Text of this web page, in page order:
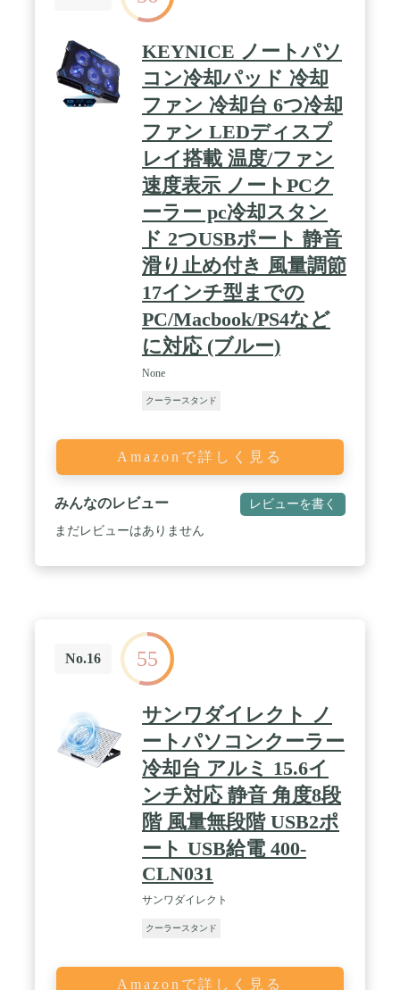
KEYNICE ノートパソ
コン冷却パッド 冷却
ファン 冷却台 6つ冷却
ファン LEDディスプ
レイ搭載 温度/ファン
速度表示 ノートPCク
ーラー pc冷却スタン
ド 2つUSBポート 静音
滑り止め付き 風量調節
17インチ型までの
PC/Macbook/PS4など
に対応 (ブルー)
None
クーラースタンド
Amazonで詳しく見る
みんなのレビュー レビューを書く
まだレビューはありません
No.16 55
サンワダイレクト ノ
ートパソコンクーラー
冷却台 アルミ 15.6イ
ンチ対応 静音 角度8段
階 風量無段階 USB2ポ
ート USB給電 400-
CLN031
サンワダイレクト
クーラースタンド
Amazonで詳しく見る